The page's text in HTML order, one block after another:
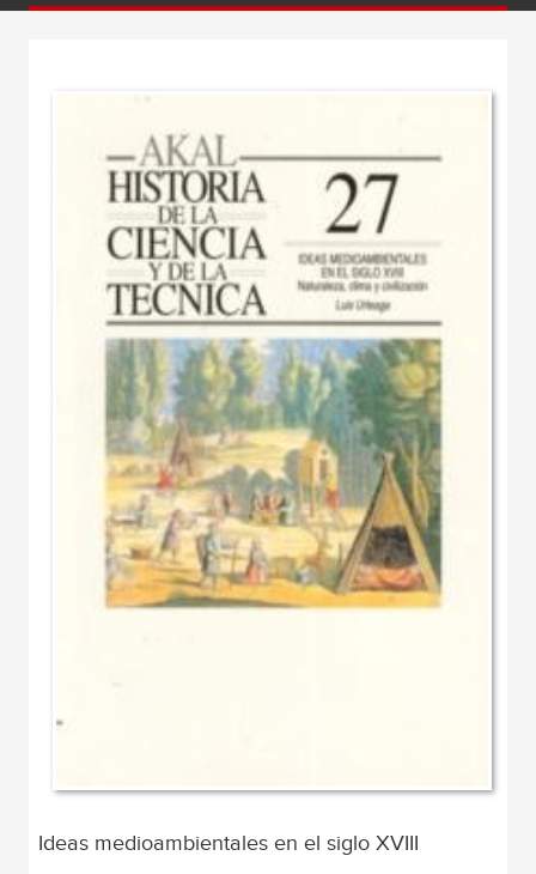
Ideas medioambientales en el siglo XVIII